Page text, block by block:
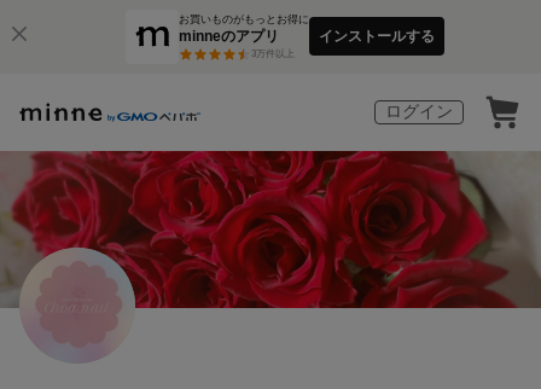
お買いものがもっとお得に
minneのアプリ
3万件以上
インストールする
ログイン